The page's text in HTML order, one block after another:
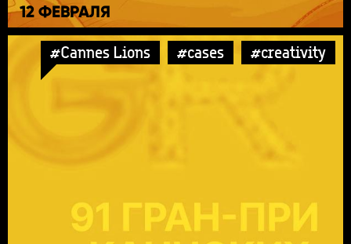
12 ФЕВРАЛЯ
#Cannes Lions #cases #creativity